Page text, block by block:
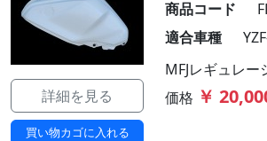
詳細を見る
買い物カゴに入れる
商品コード
適合車種
MFJレギュレー
価格 ￥